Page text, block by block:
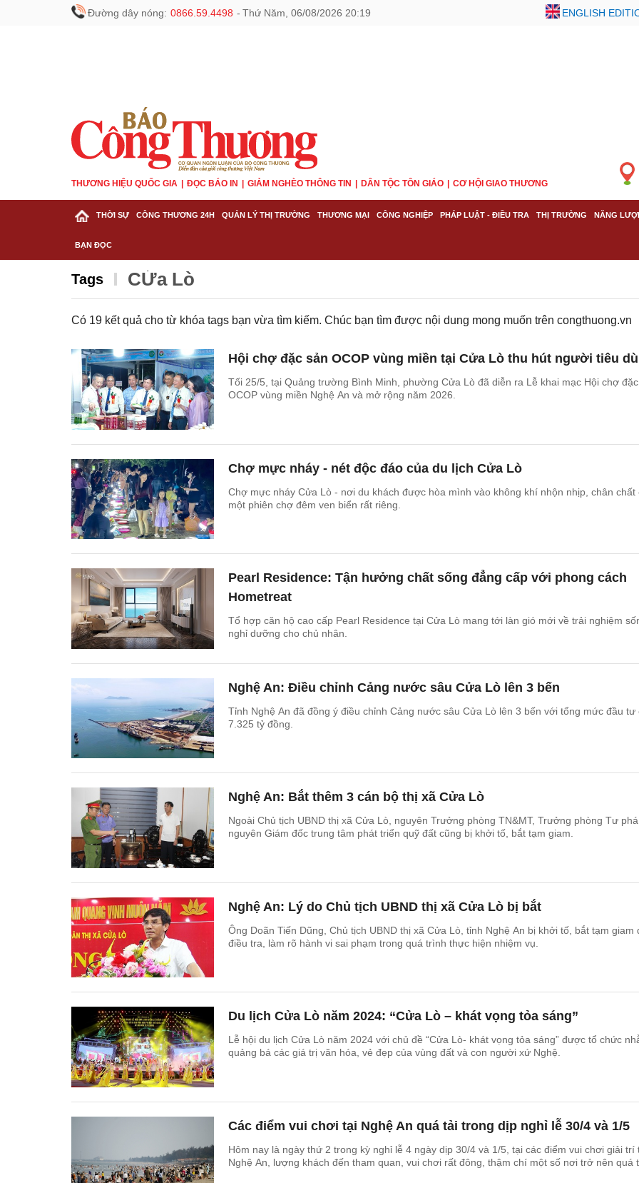
Đường dây nóng: 0866.59.4498 - Thứ Năm, 06/08/2026 20:19 ENGLISH
THƯƠNG HIỆU QUỐC GIA ĐỌC BÁO IN GIẢM NGHÈO THÔNG TIN DÂN TỘC TÔN GIÁO CƠ HỘI GIAO THƯƠNG
THỜI SỰ CÔNG THƯƠNG 24H QUẢN LÝ THỊ TRƯỜNG THƯƠNG MẠI CÔNG NGHIỆP PHÁP LUẬT - ĐIỀU TRA THỊ TRƯỜNG NĂNG
BẠN ĐỌC
Tags CỬa Lò
Có 19 kết quả cho từ khóa tags bạn vừa tìm kiếm. Chúc bạn tìm được nội dung mong muốn trên congthuong.vn
Hội chợ đặc sản OCOP vùng miền tại Cửa Lò thu hút người tiêu
Tối 25/5, tại Quảng trường Bình Minh, phường Cửa Lò đã diễn ra Lễ khai mạc Hội chợ
OCOP vùng miền Nghệ An và mở rộng năm 2026.
Chợ mực nháy - nét độc đáo của du lịch Cửa Lò
Chợ mực nháy Cửa Lò - nơi du khách được hòa mình vào không khí nhộn nhịp, chân chất
một phiên chợ đêm ven biển rất riêng.
Pearl Residence: Tận hưởng chất sống đẳng cấp với phong cách
Hometreat
Tổ hợp căn hộ cao cấp Pearl Residence tại Cửa Lò mang tới làn gió mới về trải nghiệm
nghỉ dưỡng cho chủ nhân.
Nghệ An: Điều chỉnh Cảng nước sâu Cửa Lò lên 3 bến
Tỉnh Nghệ An đã đồng ý điều chỉnh Cảng nước sâu Cửa Lò lên 3 bến với tổng mức đầu tư
7.325 tỷ đồng.
Nghệ An: Bắt thêm 3 cán bộ thị xã Cửa Lò
Ngoài Chủ tịch UBND thị xã Cửa Lò, nguyên Trưởng phòng TN&MT, Trưởng phòng Tư
nguyên Giám đốc trung tâm phát triển quỹ đất cũng bị khởi tố, bắt tạm giam.
Nghệ An: Lý do Chủ tịch UBND thị xã Cửa Lò bị bắt
Ông Doãn Tiến Dũng, Chủ tịch UBND thị xã Cửa Lò, tỉnh Nghệ An bị khởi tố, bắt tạm giam
điều tra, làm rõ hành vi sai phạm trong quá trình thực hiện nhiệm vụ.
Du lịch Cửa Lò năm 2024: “Cửa Lò – khát vọng tỏa sáng”
Lễ hội du lịch Cửa Lò năm 2024 với chủ đề “Cửa Lò- khát vọng tỏa sáng” được tổ chức
quảng bá các giá trị văn hóa, vẻ đẹp của vùng đất và con người xứ Nghệ.
Các điểm vui chơi tại Nghệ An quá tải trong dịp nghỉ lễ 30/4 và 1/5
Hôm nay là ngày thứ 2 trong kỳ nghỉ lễ 4 ngày dịp 30/4 và 1/5, tại các điểm vui chơi giải trí
Nghệ An, lượng khách đến tham quan, vui chơi rất đông, thậm chí một số nơi trở nên quá